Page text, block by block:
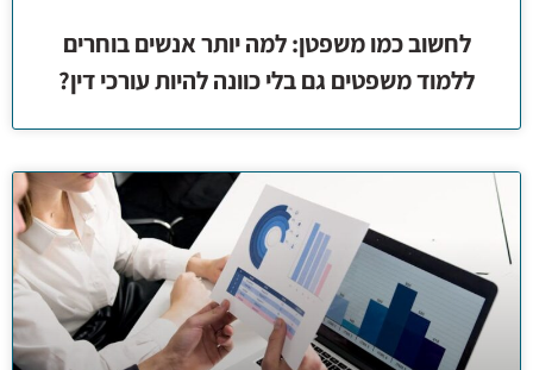
לחשוב כמו משפטן: למה יותר אנשים בוחרים
ללמוד משפטים גם בלי כוונה להיות עורכי דין?